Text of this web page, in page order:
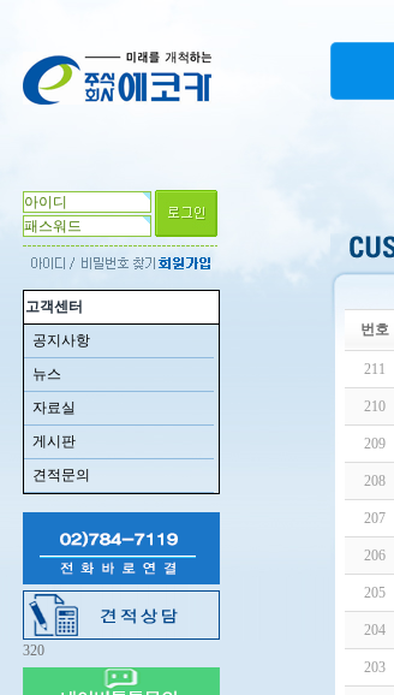
고객센터
공지사항
뉴스
자료실
게시판
견적문의
320
번호
211
210
209
208
207
206
205
204
203